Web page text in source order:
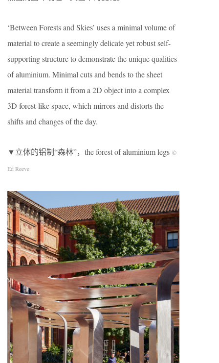
‘Between Forests and Skies’ uses a minimal volume of
material to create a seemingly delicate yet robust self-
supporting structure to demonstrate the unique qualities
of aluminium. Minimal cuts and bends to the sheet
material transform it from a 2D object into a complex
3D forest-like space, which mirrors and distorts the
shifts and changes of the day.
▼立体的铝制“森林”，the forest of aluminium legs ©
Ed Reeve